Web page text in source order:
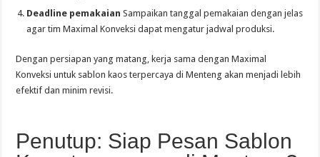
Deadline pemakaian Sampaikan tanggal pemakaian dengan jelas
agar tim Maximal Konveksi dapat mengatur jadwal produksi.
Dengan persiapan yang matang, kerja sama dengan Maximal
Konveksi untuk sablon kaos terpercaya di Menteng akan menjadi lebih
efektif dan minim revisi.
Penutup: Siap Pesan Sablon